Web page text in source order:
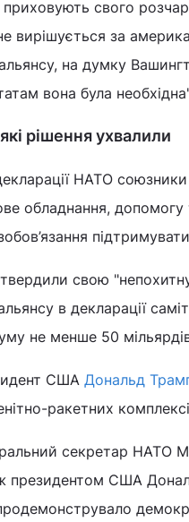
свого
вирішується за
на думку
вона була
рішення ухвалили
НАТО союзники
обладнання,
свою
в декларації
не менше 50
США Дональд
ракетних
секретар НАТО
президентом США